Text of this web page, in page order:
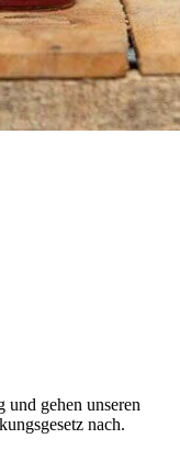
und gehen unseren
nach.